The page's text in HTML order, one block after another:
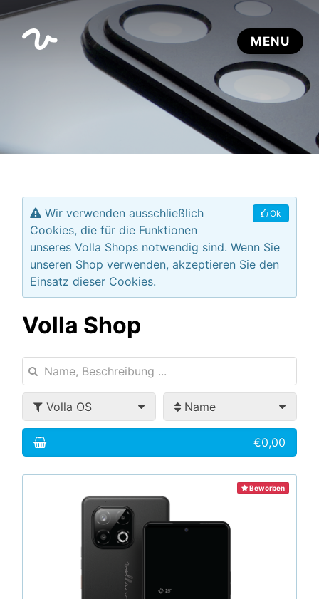
Ok
Wir verwenden ausschließlich
Cookies, die für die Funktionen
unseres Volla Shops notwendig sind. Wenn Sie
unseren Shop verwenden, akzeptieren Sie den
Einsatz dieser Cookies.
Volla Shop
Volla OS Name
€0,00
Beworben